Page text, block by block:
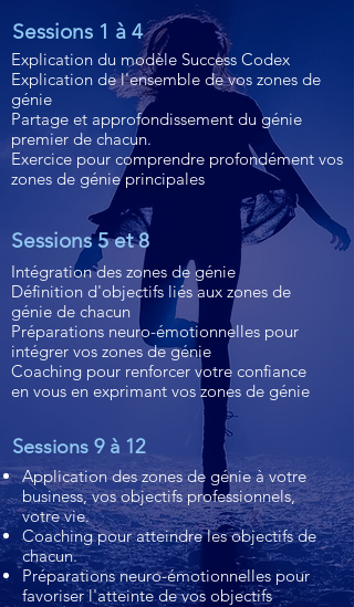
Sessions 1 à 4
Explication du modèle Success Codex
Explication de l'ensemble de vos zones de
génie
Partage et approfondissement du génie
premier de chacun.
Exercice pour comprendre profondément vos
zones de génie principales
Sessions 5 et 8
Intégration des zones de génie
Définition d'objectifs liés aux zones de
génie de chacun
​Préparations neuro-émotionnelles pour
intégrer vos zones de génie
Coaching pour renforcer votre confiance
en vous en exprimant vos zones de génie
Sessions 9 à 12
Application des zones de génie à votre
business, vos objectifs professionnels,
votre vie.
Coaching pour atteindre les objectifs de
chacun.
Préparations neuro-émotionnelles pour
favoriser l'atteinte de vos objectifs